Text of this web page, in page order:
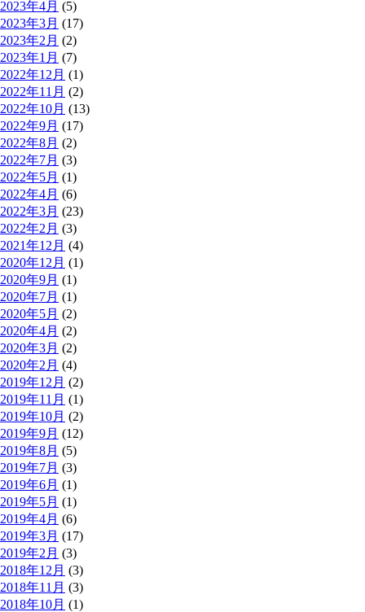
2023年4月 (5)
2023年3月 (17)
2023年2月 (2)
2023年1月 (7)
2022年12月 (1)
2022年11月 (2)
2022年10月 (13)
2022年9月 (17)
2022年8月 (2)
2022年7月 (3)
2022年5月 (1)
2022年4月 (6)
2022年3月 (23)
2022年2月 (3)
2021年12月 (4)
2020年12月 (1)
2020年9月 (1)
2020年7月 (1)
2020年5月 (2)
2020年4月 (2)
2020年3月 (2)
2020年2月 (4)
2019年12月 (2)
2019年11月 (1)
2019年10月 (2)
2019年9月 (12)
2019年8月 (5)
2019年7月 (3)
2019年6月 (1)
2019年5月 (1)
2019年4月 (6)
2019年3月 (17)
2019年2月 (3)
2018年12月 (3)
2018年11月 (3)
2018年10月 (1)